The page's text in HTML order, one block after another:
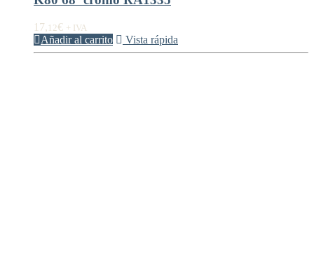
17, 12€ + IVA
Añadir al carrito Vista rápida